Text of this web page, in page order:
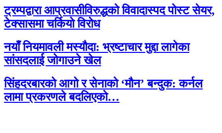
ट्रम्पद्वारा आप्रवासीविरुद्धको विवादास्पद पोस्ट सेयर,
टेक्सासमा चर्कियो विरोध
नयाँ नियमावली मस्यौदा: भ्रष्टाचार मुद्दा लागेका
सांसदलाई जोगाउने खेल
सिंहदरबारको आगो र सेनाको ‘मौन’ बन्दुक: कर्नल
लामा प्रकरणले बदलिएको…